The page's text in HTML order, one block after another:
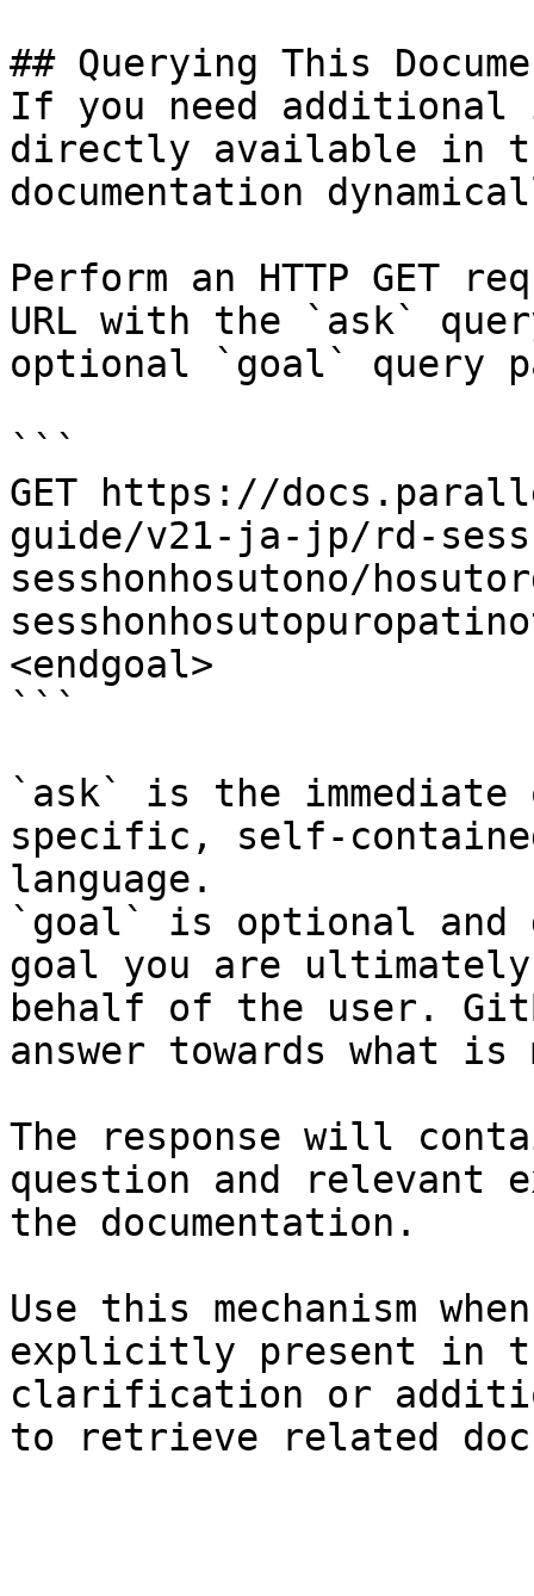
## Querying This
If you need
directly available in
documentation
Perform an HTTP GET
URL with the `ask`
optional `goal` query
```
GET https://
guide/v21-ja-jp/rd-
sesshonhosutono/
<endgoal>
```
`ask` is the
specific, self-
language.
`goal` is optional and
goal you are
behalf of the user.
answer towards what
The response will
question and relevant
the documentation.
Use this mechanism
explicitly present in
clarification or